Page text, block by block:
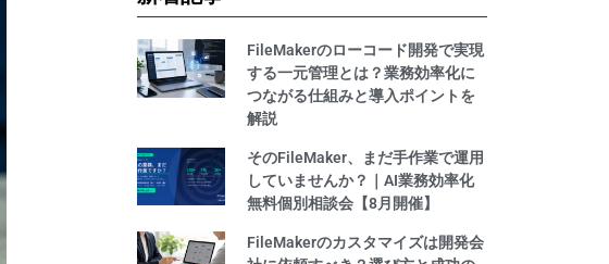
FileMakerのローコード開発で実現
する一元管理とは？業務効率化に
つながる仕組みと導入ポイントを
解説
そのFileMaker、まだ手作業で運用
していませんか？｜AI業務効率化
無料個別相談会【8月開催】
FileMakerのカスタマイズは開発会